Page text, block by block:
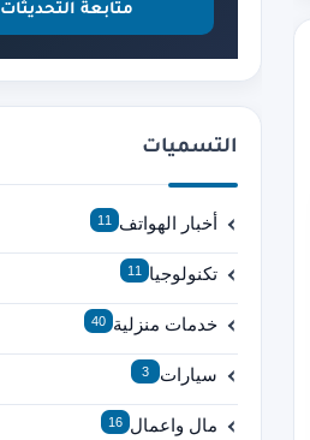
متابعة التحديثات
التسميات
أخبار الهواتف 11
تكنولوجيا 11
خدمات منزلية 40
سيارات 3
مال واعمال 16